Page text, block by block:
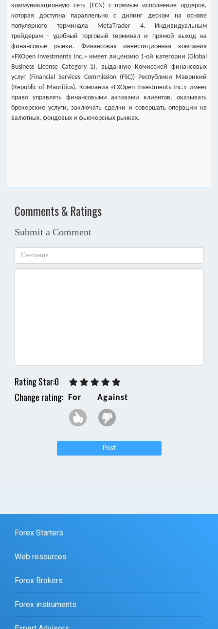
коммуникационную сеть (ECN) с прямым исполнение ордеров,
которая доступна параллельно с дилинг деском на основе
популярного терминала MetaTrader 4. Индивидуальным
трейдерам - удобный торговый терминал и прямой выход на
финансовые рынки. Финансовая инвестиционная компания
«FXOpen Investments Inc.» имеет лицензию 1-ой категории (Global
Business License Category 1), выданную Комиссией финансовых
услуг (Financial Services Commission (FSC)) Республики Маврикий
(Republic of Mauritius). Компания «FXOpen Investments Inc.» имеет
право управлять финансовыми активами клиентов, оказывать
брокерские услуги, заключать сделки и совершать операции на
валютных, фондовых и фьючерсных рынках.
Comments & Ratings
Submit a Comment
Rating Star:0
Change rating: For Against
Post
Forex Starters
Web resources
Forex Brokers
Forex instruments